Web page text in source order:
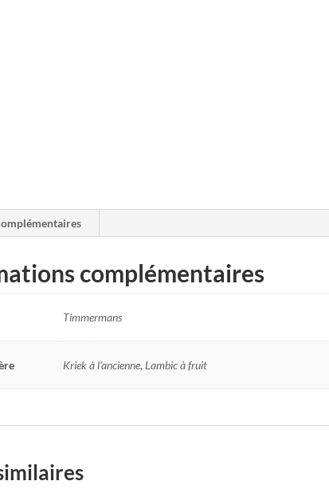
complémentaires
Timmermans
Kriek à l'ancienne, Lambic à fruit